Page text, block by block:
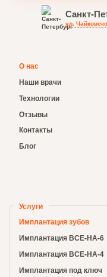
Санкт-
ул.
О нас
Наши врачи
Технологии
Отзывы
Контакты
Блог
Услуги
Имплантация зубов
Имплантация ВСЕ-НА-6
Имплантация ВСЕ-НА-4
Имплантация под ключ